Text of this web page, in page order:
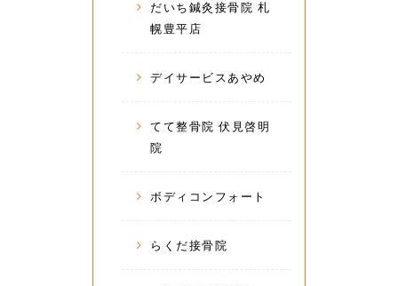
だいち鍼灸接骨院 札
幌豊平店
デイサービスあやめ
てて整骨院 伏見啓明
院
ボディコンフォート
らくだ接骨院